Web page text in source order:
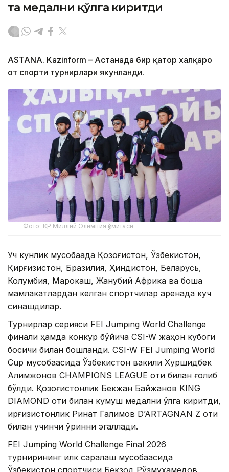
та медални қўлга киритди
ASTANA. Kazinform – Астанада бир қатор халқаро
от спорти турнирлари якунланди.
Фото: ҚР Миллий Олимпия қўмитаси
Уч кунлик мусобақада Қозоғистон, Ўзбекистон,
Қирғизистон, Бразилия, Ҳиндистон, Беларусь,
Колумбия, Марокаш, Жанубий Африка ва бошқа
мамлакатлардан келган спортчилар аренада куч
синашдилар.
Турнирлар серияси FEI Jumping World Challenge
финали ҳамда конкур бўйича CSI-W жаҳон кубоги
босқичи билан бошланди. CSI-W FEI Jumping World
Cup мусобақасида Ўзбекистон вакили Хуршидбек
Алимжонов CHAMPIONS LEAGUE оти билан ғолиб
бўлди. Қозоғистонлик Бекжан Байжанов KING
DIAMOND оти билан кумуш медални қўлга киритди,
қирғизистонлик Ринат Галимов D’ARTAGNAN Z оти
билан учинчи ўринни эгаллади.
FEI Jumping World Challenge Final 2026
турнирининг илк саралаш мусобақасида